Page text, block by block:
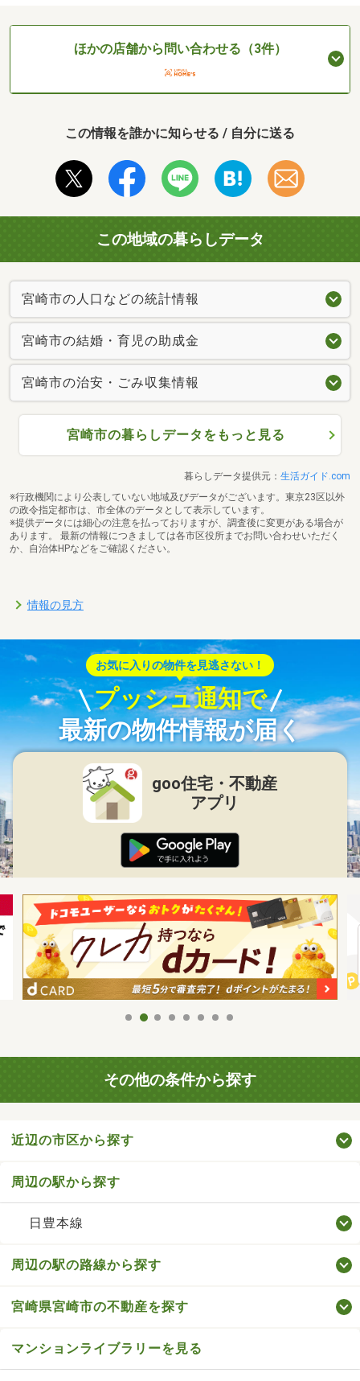
ほかの店舗から問い合わせる（3件）
この情報を誰かに知らせる / 自分に送る
この地域の暮らしデータ
宮崎市の人口などの統計情報
宮崎市の結婚・育児の助成金
宮崎市の治安・ごみ収集情報
宮崎市の暮らしデータをもっと見る
暮らしデータ提供元： 生活ガイド.com
※行政機関により公表していない地域及びデータがございます。東京23区以外
の政令指定都市は、市全体のデータとして表示しています。
※提供データには細心の注意を払っておりますが、調査後に変更がある場合が
あります。 最新の情報につきましては各市区役所までお問い合わせいただく
か、自治体HPなどをご確認ください。
情報の見方
お気に入りの物件を見逃さない！
プッシュ通知で
最新の物件情報が届く
goo住宅・不動産
アプリ
その他の条件から探す
近辺の市区から探す
周辺の駅から探す
日豊本線
周辺の駅の路線から探す
宮崎県宮崎市の不動産を探す
マンションライブラリーを見る